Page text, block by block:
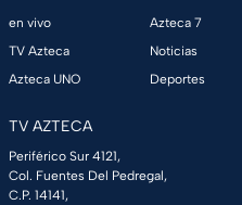
en vivo
TV Azteca
Azteca UNO
Azteca 7
Noticias
Deportes
TV AZTECA
Periférico Sur 4121,
Col. Fuentes Del Pedregal,
C.P. 14141,